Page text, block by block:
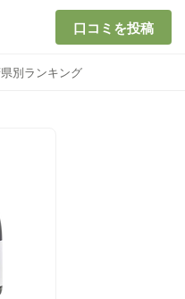
口コミを投稿
別ランキング